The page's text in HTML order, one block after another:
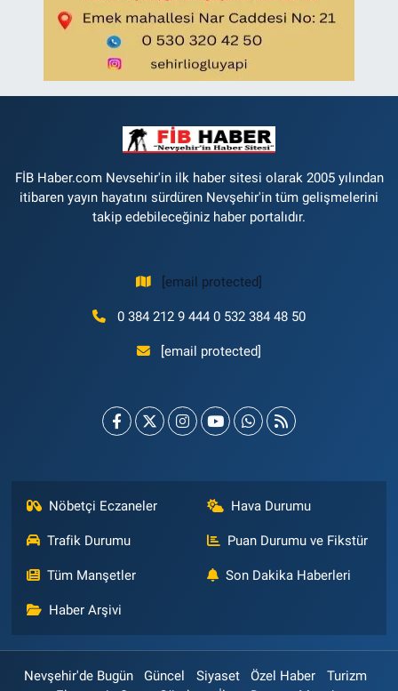
FİB Haber.com Nevsehir'in ilk haber sitesi olarak 2005 yılından
itibaren yayın hayatını sürdüren Nevşehir'in tüm gelişmelerini
takip edebileceğiniz haber portalıdır.
[email protected]
0 384 212 9 444 0 532 384 48 50
[email protected]
Nöbetçi Eczaneler Hava Durumu
Trafik Durumu Puan Durumu ve Fikstür
Tüm Manşetler Son Dakika Haberleri
Haber Arşivi
Nevşehir'de Bugün Güncel Siyaset Özel Haber
Turizm